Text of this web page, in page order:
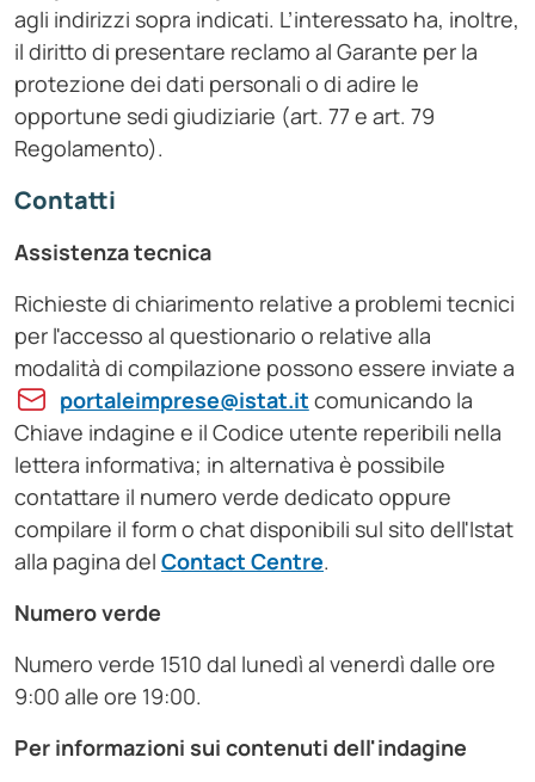
agli indirizzi sopra indicati. L’interessato ha, inoltre,
il diritto di presentare reclamo al Garante per la
protezione dei dati personali o di adire le
opportune sedi giudiziarie (art. 77 e art. 79
Regolamento).
Contatti
Assistenza tecnica
Richieste di chiarimento relative a problemi tecnici
per l'accesso al questionario o relative alla
modalità di compilazione possono essere inviate a
portaleimprese@istat.it comunicando la
Chiave indagine e il Codice utente reperibili nella
lettera informativa; in alternativa è possibile
contattare il numero verde dedicato oppure
compilare il form o chat disponibili sul sito dell'Istat
alla pagina del Contact Centre.
Numero verde
Numero verde 1510 dal lunedì al venerdì dalle ore
9:00 alle ore 19:00.
Per informazioni sui contenuti dell'indagine